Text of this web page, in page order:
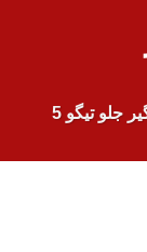
جلو تیگو 5